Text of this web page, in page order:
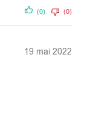
(0) (0)
19 mai 2022